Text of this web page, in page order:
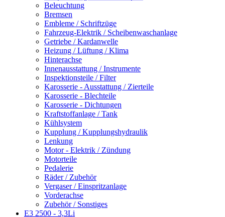
Beleuchtung
Bremsen
Embleme / Schriftzüge
Fahrzeug-Elektrik / Scheibenwaschanlage
Getriebe / Kardanwelle
Heizung / Lüftung / Klima
Hinterachse
Innenausstattung / Instrumente
Inspektionsteile / Filter
Karosserie - Ausstattung / Zierteile
Karosserie - Blechteile
Karosserie - Dichtungen
Kraftstoffanlage / Tank
Kühlsystem
Kupplung / Kupplungshydraulik
Lenkung
Motor - Elektrik / Zündung
Motorteile
Pedalerie
Räder / Zubehör
Vergaser / Einspritzanlage
Vorderachse
Zubehör / Sonstiges
E3 2500 - 3,3Li